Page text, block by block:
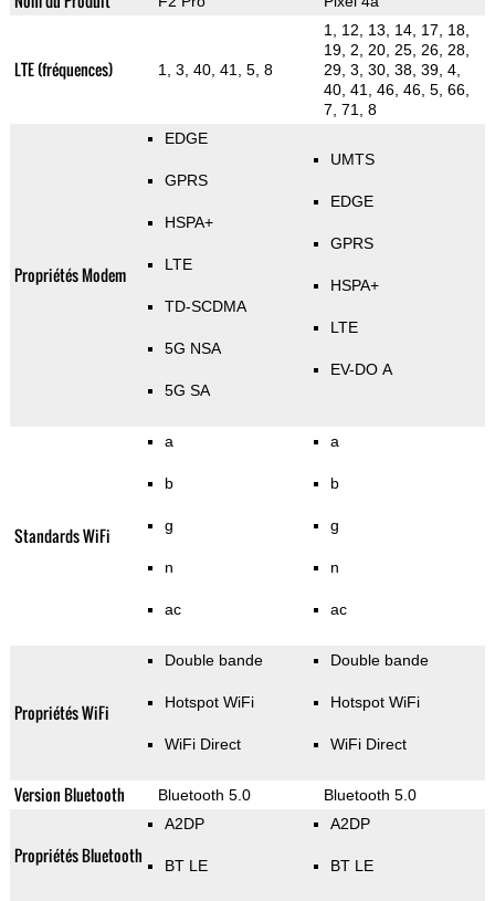
LTE (fréquences) 1, 3, 40, 41, 5, 8
1, 12, 13, 14, 17, 18,
19, 2, 20, 25, 26, 28,
29, 3, 30, 38, 39, 4,
40, 41, 46, 46, 5, 66,
7, 71, 8
Propriétés Modem
EDGE
GPRS
HSPA+
LTE
TD-SCDMA
5G NSA
5G SA
UMTS
EDGE
GPRS
HSPA+
LTE
EV-DO A
Standards WiFi
a
b
g
n
ac
a
b
g
n
ac
Propriétés WiFi
Double bande
Hotspot WiFi
WiFi Direct
Double bande
Hotspot WiFi
WiFi Direct
Version Bluetooth Bluetooth 5.0 Bluetooth 5.0
Propriétés Bluetooth
A2DP
BT LE
A2DP
BT LE